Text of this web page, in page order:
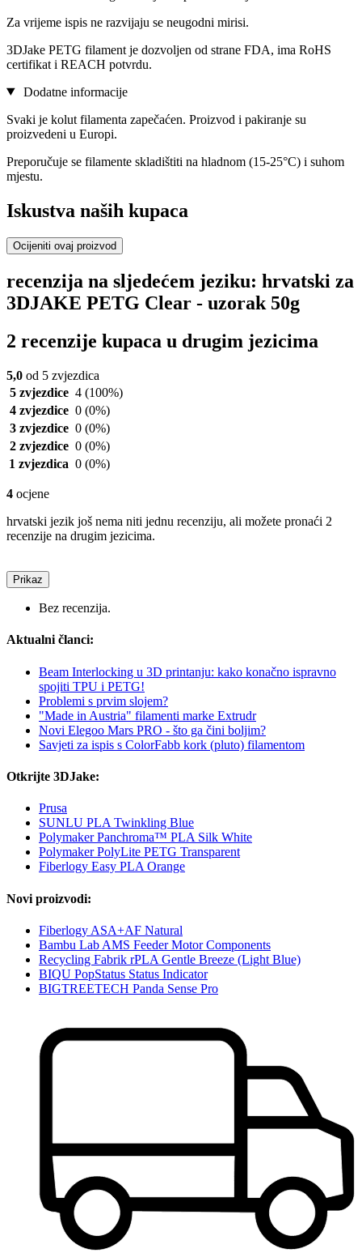
Za vrijeme ispis ne razvijaju se neugodni mirisi.
3DJake PETG filament je dozvoljen od strane FDA, ima RoHS
certifikat i REACH potvrdu.
Dodatne informacije
Svaki je kolut filamenta zapečaćen. Proizvod i pakiranje su
proizvedeni u Europi.
Preporučuje se filamente skladištiti na hladnom (15-25°C) i suhom
mjestu.
Iskustva naših kupaca
Ocijeniti ovaj proizvod
recenzija na sljedećem jeziku: hrvatski za
3DJAKE PETG Clear - uzorak 50g
2 recenzije kupaca u drugim jezicima
5,0 od 5 zvjezdica
5 zvjezdice 4 (100%)
4 zvjezdice 0 (0%)
3 zvjezdice 0 (0%)
2 zvjezdice 0 (0%)
1 zvjezdica 0 (0%)
4 ocjene
hrvatski jezik još nema niti jednu recenziju, ali možete pronaći 2
recenzije na drugim jezicima.
Prikaz
Bez recenzija.
Aktualni članci:
Beam Interlocking u 3D printanju: kako konačno ispravno
spojiti TPU i PETG!
Problemi s prvim slojem?
"Made in Austria" filamenti marke Extrudr
Novi Elegoo Mars PRO - što ga čini boljim?
Savjeti za ispis s ColorFabb kork (pluto) filamentom
Otkrijte 3DJake:
Prusa
SUNLU PLA Twinkling Blue
Polymaker Panchroma™ PLA Silk White
Polymaker PolyLite PETG Transparent
Fiberlogy Easy PLA Orange
Novi proizvodi:
Fiberlogy ASA+AF Natural
Bambu Lab AMS Feeder Motor Components
Recycling Fabrik rPLA Gentle Breeze (Light Blue)
BIQU PopStatus Status Indicator
BIGTREETECH Panda Sense Pro